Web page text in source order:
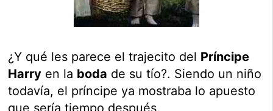
¿Y qué les parece el trajecito del Príncipe
Harry en la boda de su tío?. Siendo un niño
todavía, el príncipe ya mostraba lo apuesto
que sería tiempo después.